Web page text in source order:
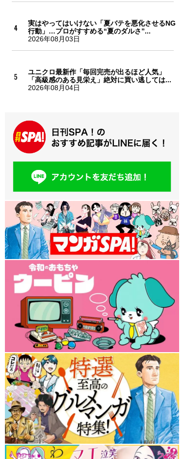
実はやってはいけない「夏バテを悪化させるNG
行動」…プロがすすめる“夏のダルさ”...
2026年08月03日
ユニクロ最新作「毎回完売が出るほど人気」
「高級感のある見栄え」絶対に買い逃しては...
2026年08月04日